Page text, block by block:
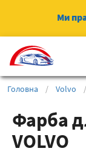
Ми
Головна / Volvo /
Фарба
VOLVO